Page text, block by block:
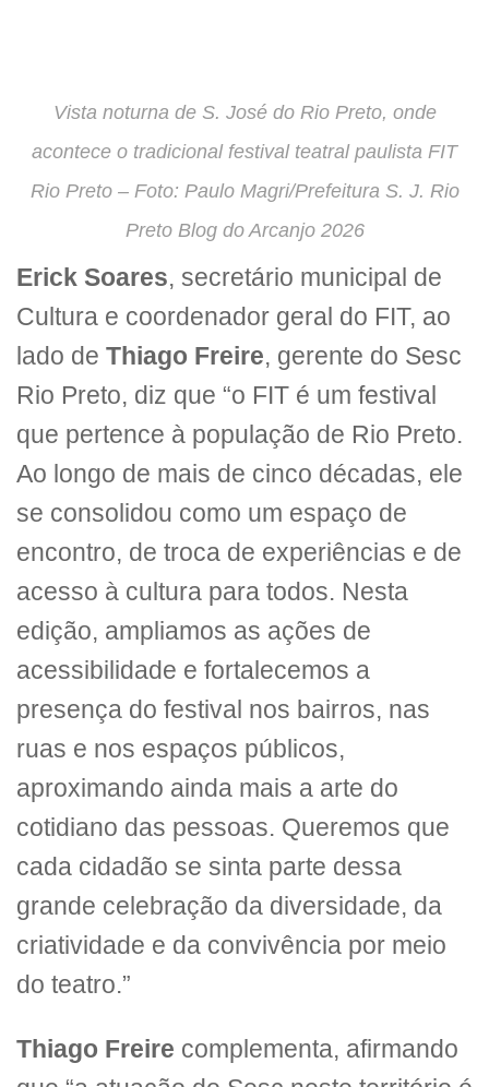
Vista noturna de S. José do Rio Preto, onde
acontece o tradicional festival teatral paulista FIT
Rio Preto – Foto: Paulo Magri/Prefeitura S. J. Rio
Preto Blog do Arcanjo 2026
Erick Soares, secretário municipal de
Cultura e coordenador geral do FIT, ao
lado de Thiago Freire, gerente do Sesc
Rio Preto, diz que “o FIT é um festival
que pertence à população de Rio Preto.
Ao longo de mais de cinco décadas, ele
se consolidou como um espaço de
encontro, de troca de experiências e de
acesso à cultura para todos. Nesta
edição, ampliamos as ações de
acessibilidade e fortalecemos a
presença do festival nos bairros, nas
ruas e nos espaços públicos,
aproximando ainda mais a arte do
cotidiano das pessoas. Queremos que
cada cidadão se sinta parte dessa
grande celebração da diversidade, da
criatividade e da convivência por meio
do teatro.”
Thiago Freire complementa, afirmando